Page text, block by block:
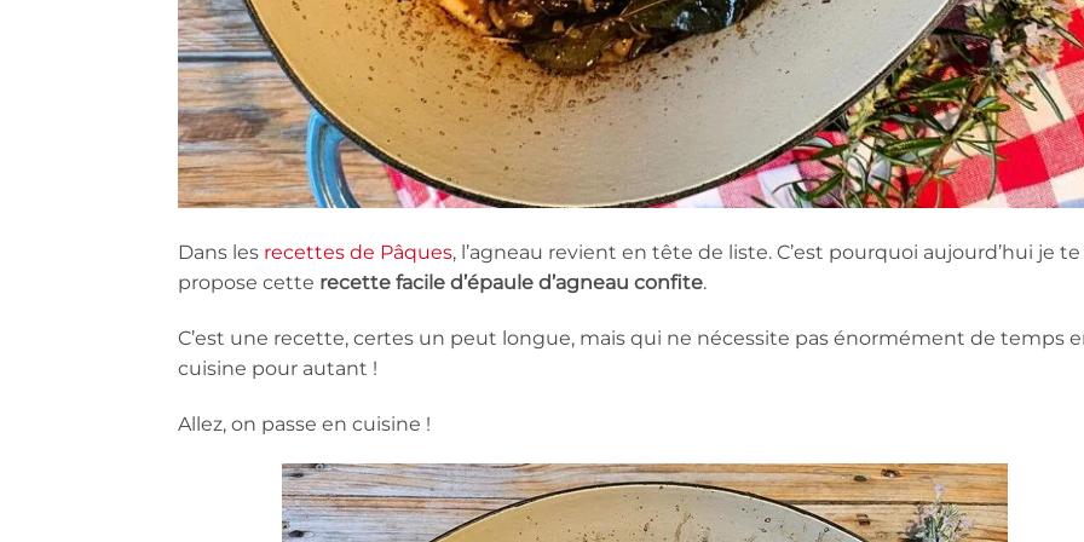
Dans les recettes de Pâques, l’agneau revient en tête de liste. C’est pourquoi aujourd’hui je te
propose cette recette facile d’épaule d’agneau confite.
C’est une recette, certes un peut longue, mais qui ne nécessite pas énormément de temps
cuisine pour autant !
Allez, on passe en cuisine !